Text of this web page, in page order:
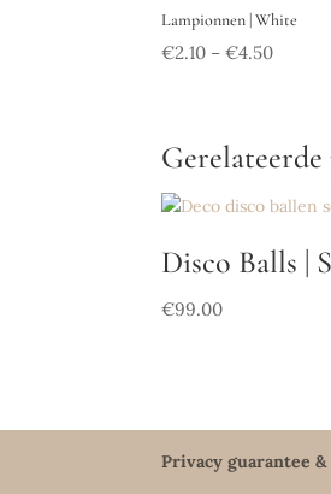
Lampionnen | White
€2.10 –€4.50
Disco Balls |
€99.00
Privacy guarantee &